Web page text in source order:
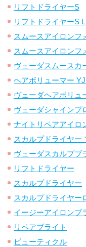
リフトドライヤーS
リフトドライヤーS
スムースアイロンフ
スムースアイロンフ
ヴェーダスムースカ
ヘアボリューマー
ヴェーダヘアボリュ
ヴェーダシャインプ
ナイトリペアアイロ
スカルプドライヤー
ヴェーダスカルプブ
リフトドライヤー
スカルプドライヤー
スカルプドライヤー
イージーアイロンブ
リペアブライト
ビューティクル